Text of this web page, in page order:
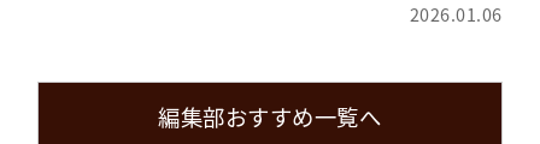
2026.01.06
編集部おすすめ一覧へ